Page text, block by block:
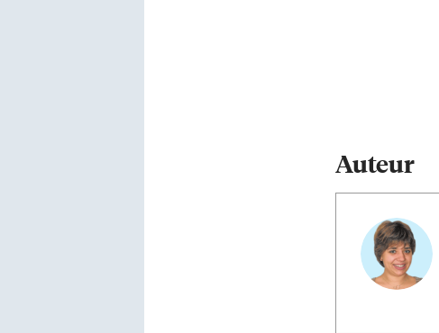
Auteur